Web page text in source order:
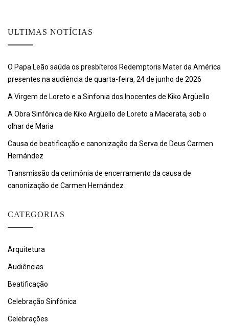
ULTIMAS NOTÍCIAS
O Papa Leão saúda os presbíteros Redemptoris Mater da América
presentes na audiência de quarta-feira, 24 de junho de 2026
A Virgem de Loreto e a Sinfonia dos Inocentes de Kiko Argüello
A Obra Sinfônica de Kiko Argüello de Loreto a Macerata, sob o
olhar de Maria
Causa de beatificação e canonização da Serva de Deus Carmen
Hernández
Transmissão da cerimônia de encerramento da causa de
canonização de Carmen Hernández
CATEGORIAS
Arquitetura
Audiências
Beatificação
Celebração Sinfônica
Celebrações